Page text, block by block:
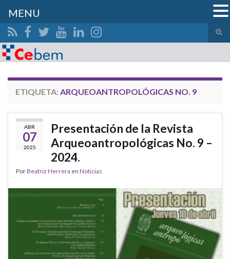
el
Search for:
ETIQUETA: ARQUEOANTROPOLÓGICAS NO. 9
ABR
07
2025
Presentación de la Revista
Arqueoantropológicas No. 9 –
2024.
PorBeatriz Herrera en Noticias
MENU